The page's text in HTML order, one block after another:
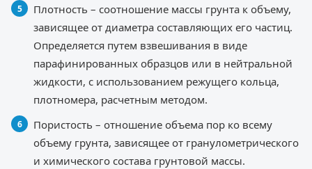
Плотность – соотношение массы грунта к объему,
зависящее от диаметра составляющих его частиц.
Определяется путем взвешивания в виде
парафинированных образцов или в нейтральной
жидкости, с использованием режущего кольца,
плотномера, расчетным методом.
Пористость – отношение объема пор ко всему
объему грунта, зависящее от гранулометрического
и химического состава грунтовой массы.